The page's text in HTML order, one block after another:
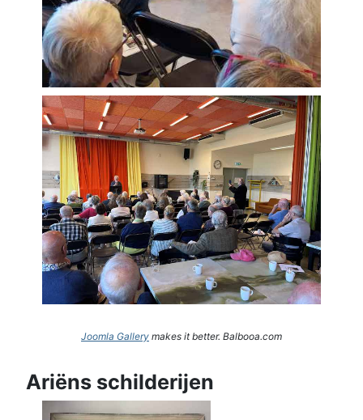
Joomla Gallery makes it better. Balbooa.com
Ariëns schilderijen